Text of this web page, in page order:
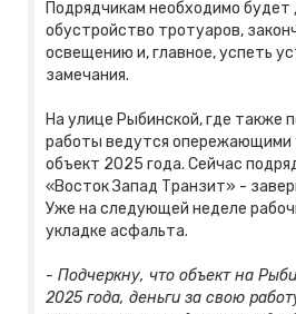
Подрядчикам необходимо будет
обустройство тротуаров,
освещению и, главное, успеть
замечания.
На улице Рыбинской, где также
работы ведутся опережающими
объект 2025 года. Сейчас
«Восток Запад Транзит» -
Уже на следующей неделе
укладке асфальта.
- Подчеркну, что объект на
2025 года, деньги за свою